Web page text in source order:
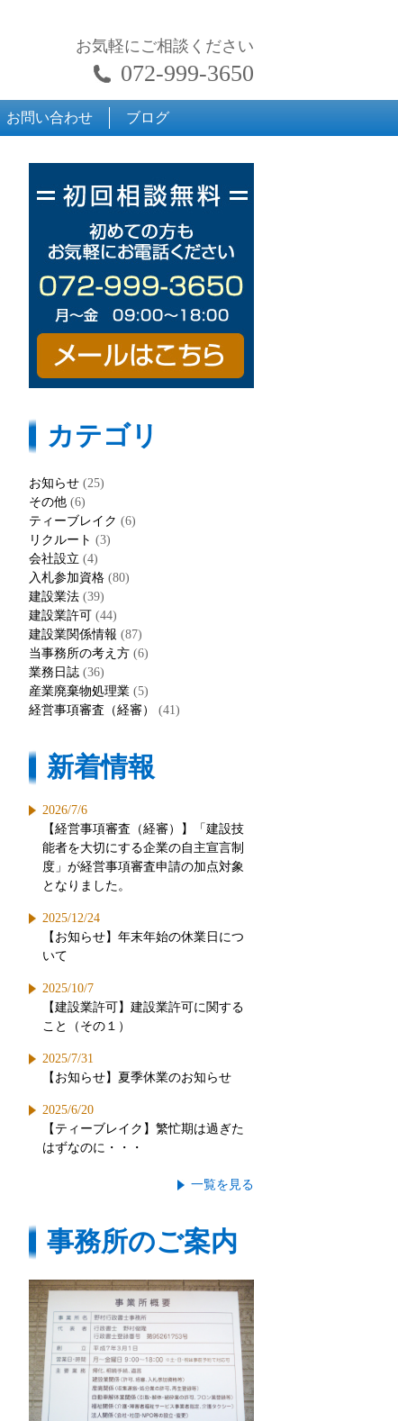
お気軽にご相談ください
072-999-3650
お問い合わせ ブログ
カテゴリ
お知らせ (25)
その他 (6)
ティーブレイク (6)
リクルート (3)
会社設立 (4)
入札参加資格 (80)
建設業法 (39)
建設業許可 (44)
建設業関係情報 (87)
当事務所の考え方 (6)
業務日誌 (36)
産業廃棄物処理業 (5)
経営事項審査（経審）
(41)
新着情報
2026/7/6
【経営事項審査（経審）】「建設技
能者を大切にする企業の自主宣言制
度」が経営事項審査申請の加点対象
となりました。
2025/12/24
【お知らせ】年末年始の休業日につ
いて
2025/10/7
【建設業許可】建設業許可に関する
こと（その１）
2025/7/31
【お知らせ】夏季休業のお知らせ
2025/6/20
【ティーブレイク】繁忙期は過ぎた
はずなのに・・・
一覧を見る
事務所のご案内